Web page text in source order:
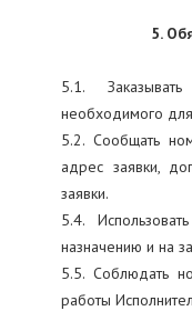
5.
5.1.
необходимого
5.2. Сообщать
адрес заявки,
заявки.
5.4.
назначению и на
5.5. Соблюдать
работы